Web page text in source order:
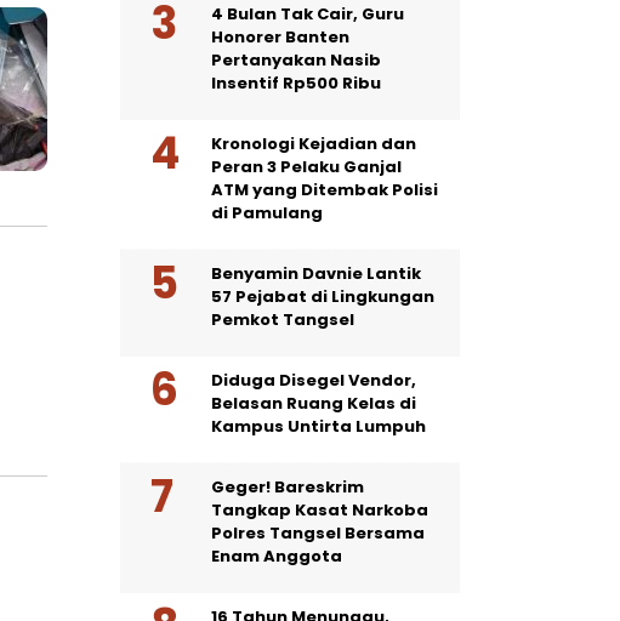
4 Bulan Tak Cair, Guru
Honorer Banten
Pertanyakan Nasib
Insentif Rp500 Ribu
Kronologi Kejadian dan
Peran 3 Pelaku Ganjal
ATM yang Ditembak Polisi
di Pamulang
Benyamin Davnie Lantik
57 Pejabat di Lingkungan
Pemkot Tangsel
Diduga Disegel Vendor,
Belasan Ruang Kelas di
Kampus Untirta Lumpuh
Geger! Bareskrim
Tangkap Kasat Narkoba
Polres Tangsel Bersama
Enam Anggota